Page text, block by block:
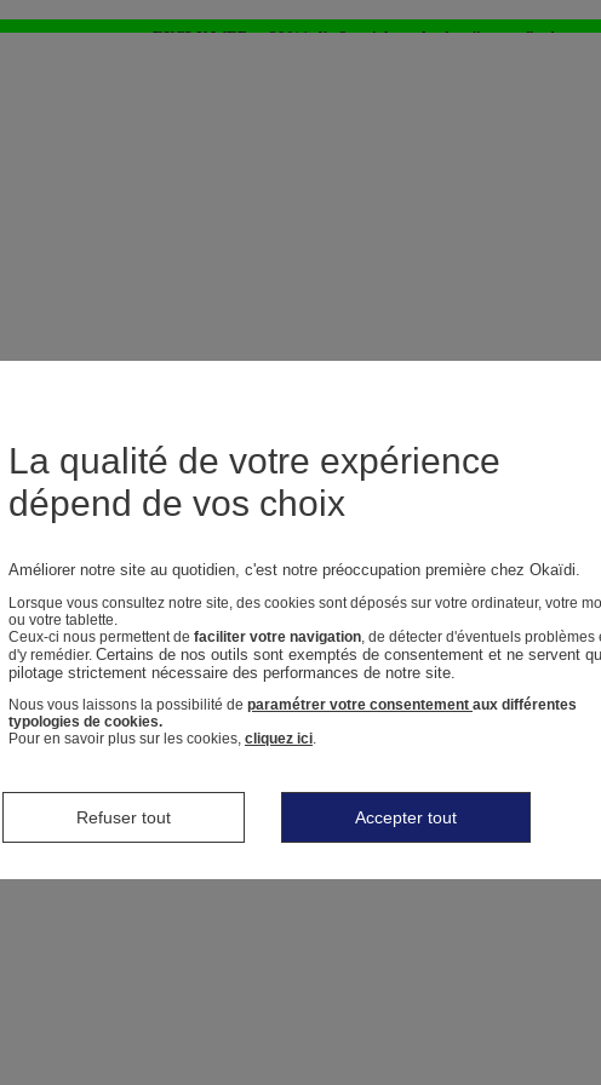
EXCLU WEB : - 20%* dès 3 articles achetés > j'en profite !
La qualité de votre expérience
dépend de vos choix
Améliorer notre site au quotidien, c'est notre préoccupation première chez Okaïdi.
Lorsque vous consultez notre site, des cookies sont déposés sur votre ordinateur, votre
ou votre tablette.
Ceux-ci nous permettent de faciliter votre navigation, de détecter d'éventuels problèmes
d'y remédier. Certains de nos outils sont exemptés de consentement et ne servent
pilotage strictement nécessaire des performances de notre site.
Nous vous laissons la possibilité de paramétrer votre consentement aux différentes
typologies de cookies.
Pour en savoir plus sur les cookies, cliquez ici.
Refuser tout Accepter tout